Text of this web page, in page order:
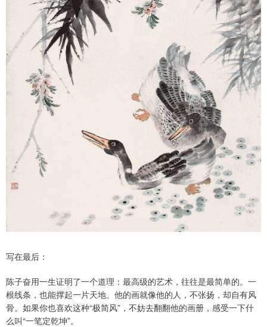
写在最后：
陈子奋用一生证明了一个道理：最高级的艺术，往往是最简单的。一
根线条，也能撑起一片天地。他的画就像他的人，不张扬，却自有风
骨。如果你也喜欢这种“极简风”，不妨去翻翻他的画册，感受一下什
么叫“一笔定乾坤”。